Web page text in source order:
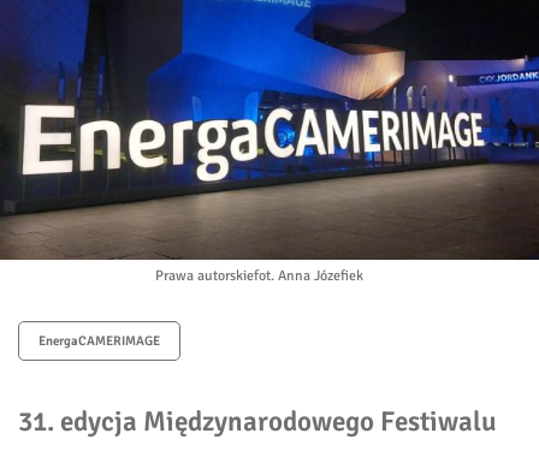
Prawa autorskiefot. Anna Józefiek
EnergaCAMERIMAGE
31. edycja Międzynarodowego Festiwalu